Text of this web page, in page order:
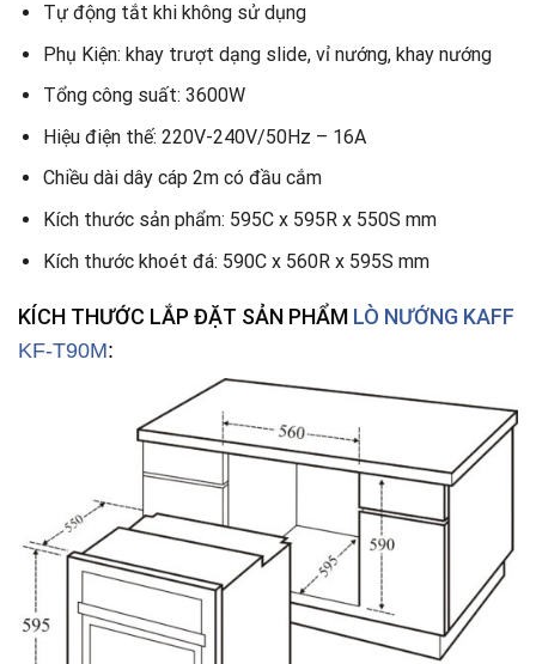
Tự động tắt khi không sử dụng
Phụ Kiện: khay trượt dạng slide, vỉ nướng, khay nướng
Tổng công suất: 3600W
Hiệu điện thế: 220V-240V/50Hz – 16A
Chiều dài dây cáp 2m có đầu cắm
Kích thước sản phẩm: 595C x 595R x 550S mm
Kích thước khoét đá: 590C x 560R x 595S mm
KÍCH THƯỚC LẮP ĐẶT SẢN PHẨM LÒ NƯỚNG KAFF
KF-T90M: